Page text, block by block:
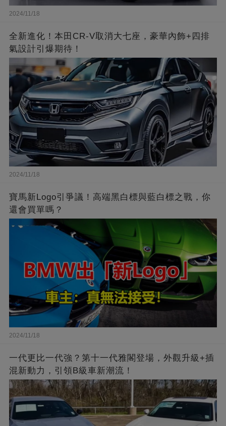
2024/11/18
全新進化！本田CR-V取消大七座，豪華內飾+四排
氣設計引爆期待！
2024/11/18
寶馬新Logo引爭議！高端黑白標與藍白標之戰，你
還會買單嗎？
2024/11/18
一代更比一代強？第十一代雅閣登場，外觀升級+插
混新動力，引領B級車新潮流！